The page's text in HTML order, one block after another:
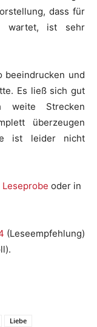
dass für
wartet, ist sehr
beeindrucken und
Es ließ sich gut
weite Strecken
überzeugen
ist leider nicht
Leseprobe oder in
(Leseempfehlung)
Liebe